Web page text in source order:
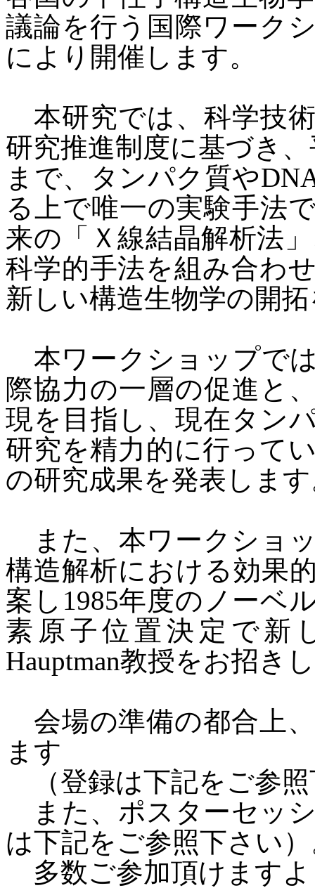
議論を行う国際ワーク
により開催します。
本研究では、科学技
研究推進制度に基づき
まで、
タンパク質や
る上で唯一の実験手法
来の「Ｘ線結晶解析法
科学的手法を組み合わ
新しい構造生物学の開
本ワークショップで
際協力の一層の促進と
現を目指し、現在タン
研究を精力的に行って
の研究成果を発表しま
また、本ワークショ
構造解析における効果
案し 1985年度のノーベ
素原子位置決定で新
Hauptman教授をお招き
会場の準備の都合上
ます
（登録は下記をご参照
また、ポスターセッ
は下記をご参照下さい
多数ご参加頂けます